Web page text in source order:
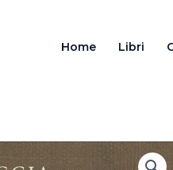
Home Libri